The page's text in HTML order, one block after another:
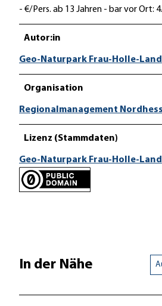
- €/Pers. ab 13 Jahren - bar vor Ort:
Autor:in
Geo-Naturpark Frau-Holle-Land
Organisation
Regionalmanagement
Lizenz (Stammdaten)
Geo-Naturpark Frau-Holle-Land
In der Nähe